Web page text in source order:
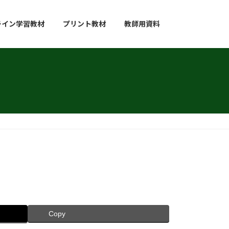
ン学習教材 プリント教材 教師用資料
Copy